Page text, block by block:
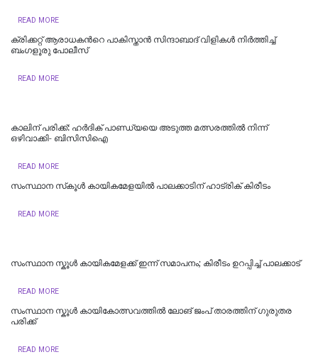
READ MORE
ക്രിക്കറ്റ് ആരാധകന്‍റെ പാകിസ്താന്‍ സിന്ദാബാദ് വിളികള്‍ നിര്‍ത്തിച്ച്
ബംഗളൂരു പോലീസ്
READ MORE
കാലിന് പരിക്ക്: ഹര്‍ദിക് പാണ്ഡ്യയെ അടുത്ത മത്സരത്തില്‍ നിന്ന്
ഒഴിവാക്കി- ബിസിസിഐ
READ MORE
സംസ്ഥാന സ്‌കൂൾ കായികമേളയിൽ പാലക്കാടിന് ഹാട്രിക് കിരീടം
READ MORE
സംസ്ഥാന സ്കൂൾ കായികമേളക്ക് ഇന്ന് സമാപനം; കിരീടം ഉറപ്പിച്ച് പാലക്കാട്
READ MORE
സംസ്ഥാന സ്കൂൾ കായികോത്സവത്തിൽ ലോങ് ജംപ് താരത്തിന് ഗുരുതര
പരിക്ക്
READ MORE